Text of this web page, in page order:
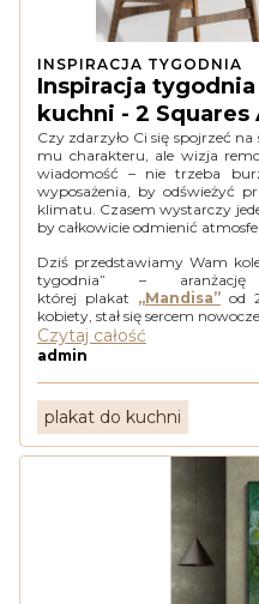
INSPIRACJA TYGODNIA
Inspiracja
kuchni - 2
Czy zdarzyło Ci się spojrzeć
mu charakteru, ale wizja
wiadomość – nie trzeba
wyposażenia, by odświeżyć
klimatu. Czasem wystarczy
by całkowicie odmienić
Dziś przedstawiamy Wam
tygodnia” –
której plakat „Mandisa” od
kobiety, stał się sercem
Czytaj całość
admin
plakat do kuchni